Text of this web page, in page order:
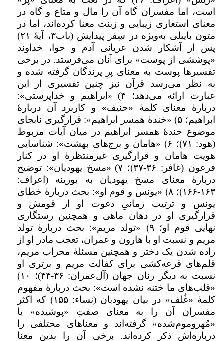
است، اما مفسران گاه آن را مال و متاع و گاه در
معنای استعاری زیبایی و زینت معنا کرده‌اند، اما در
متون بایبلی به‌ویژه در سِفر پیدایش (باب۳، آیهٔ ۲۱)
پس از آشکار شدن عریانی آدم و حوا، خداوند
«پوششی از پوست» برای آنان می‌فرستد. در برخی
تفسیرها پوست به معنای پرِ پرندگان گرفته شده و
به نظر می‌رسد قرآن نیز چنین تفسیری از این
عبارت ارائه می‌دهد؛ ۴) «ابراهیم و خداپرستی»:
دربارۀ معنای کلمۀ «حنیف» و کاربرد آن دربارهٔ
ابراهیم؛ ۵) «خندۀ همسر ابراهیم»: قرارگیری نابجای
موضوع خندۀ همسر ابراهیم در میان آیات مربوط
(هود: ۷۱)؛ ۶) «هامان و برج‌های بهشت»: شناسایی
هویت هامان و قرارگیری غیرمنتظرۀ او در کنار
فرعون (غافر: ۳۶-۳۷)؛ ۷) «مسخ یهودیان»: توضیح
دربارۀ معنای مسخ یهودیان به بوزینه (اعراف:
۱۶۳-۱۶۶)؛ ۸) «یونس و قوم او»: بحث دربارۀ خطای
یونس و ترتیب زمانیِ دعوت او از قومش و
قرارگیری او در دهان ماهی و همچنین رستگاری
نهایی قوم او؛ ۹) «تولد مریم»: بحث دربارۀ تولد
مریم و نسبت او با هارون و عمران، تعجب مادر او از
زاده شدن یک دختر و همچنین مسئلۀ محراب مریم،
قلم‌های قرعه‌کشی برای کفالت مریم و برتری او
نسبت به دیگر زنان جهان (آل‌عمران: ۳۶-۴۴)؛ ۱۰)
«قلب‌های ما ختنه نشده است»: بحث دربارۀ مفهوم
کلمهٔ «غُلف» در بیان یهودیان (نساء:‌ ۱۵۵) که اکثر
مفسران آن را به معنای صفتِ «پوشیده» یا
«مُهروموم‌شده» گرفته‌اند و معناهای مختلفی را
درباره‌اش ذکر کرده‌اند. برخی آن را بدین معنا